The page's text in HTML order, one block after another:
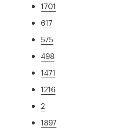
1701
617
575
498
1471
1216
2
1897